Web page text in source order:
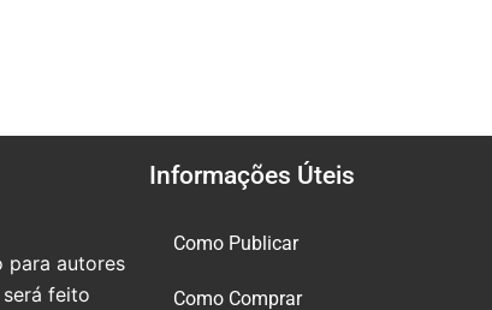
para autores
feito
Informações Úteis
Como Publicar
Como Comprar